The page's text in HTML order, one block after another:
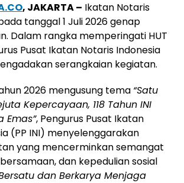
, JAKARTA – Ikatan Notaris
tanggal 1 Juli 2026 genap
Dalam rangka memperingati HUT
Pusat Ikatan Notaris Indonesia
serangkaian kegiatan.
2026 mengusung tema “Satu
Kepercayaan, 118 Tahun INI
Emas”, Pengurus Pusat Ikatan
(PP INI) menyelenggarakan
yang mencerminkan semangat
dan kepedulian sosial
dan Berkarya Menjaga